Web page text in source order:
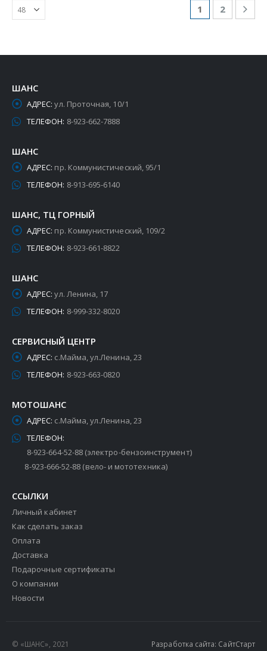
1 2
ШАНС
АДРЕС: ул. Проточная, 10/1
ТЕЛЕФОН: 8-923-662-7888
ШАНС
АДРЕС: пр. Коммунистический, 95/1
ТЕЛЕФОН: 8-913-695-6140
ШАНС, ТЦ ГОРНЫЙ
АДРЕС: пр. Коммунистический, 109/2
ТЕЛЕФОН: 8-923-661-8822
ШАНС
АДРЕС: ул. Ленина, 17
ТЕЛЕФОН: 8-999-332-8020
СЕРВИСНЫЙ ЦЕНТР
АДРЕС: с.Майма, ул.Ленина, 23
ТЕЛЕФОН: 8-923-663-0820
МОТОШАНС
АДРЕС: с.Майма, ул.Ленина, 23
ТЕЛЕФОН:
8-923-664-52-88 (электро-бензоинструмент)
8-923-666-52-88 (вело- и мототехника)
ССЫЛКИ
Личный кабинет
Как сделать заказ
Оплата
Доставка
Подарочные сертификаты
О компании
Новости
© «ШАНС», 2021 Разработка сайта: СайтСтарт